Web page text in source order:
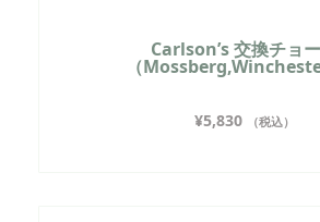
Carlson’s 交換チョ
（
¥5,830 （税込）